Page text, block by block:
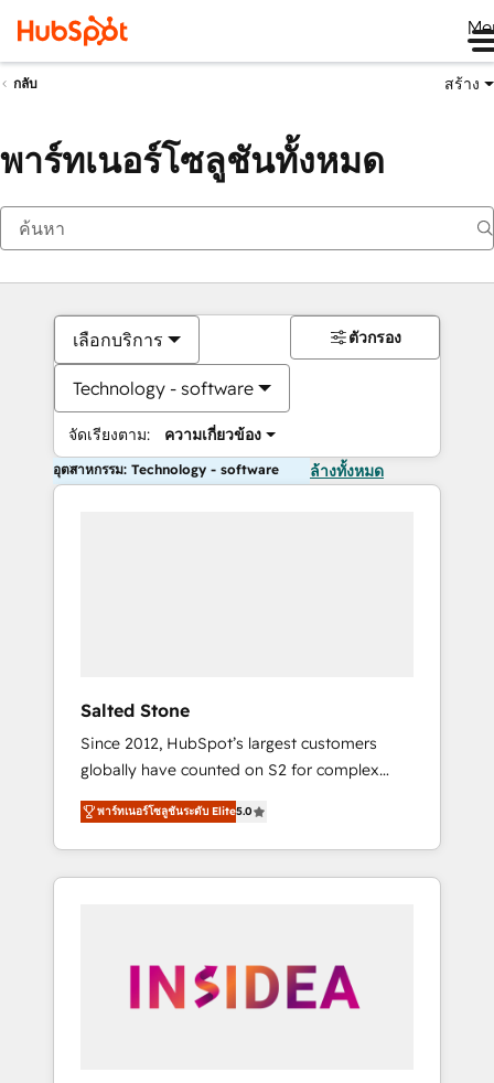
กลับ สร้าง
พาร์ทเนอร์โซลูชันทั้งหมด
เลือกบริการ
Technology - software
จัดเรียงตาม: ความเกี่ยวข้อง
ตัวกรอง
อุตสาหกรรม: Technology - software ล้างทั้งหมด
Salted Stone
Since 2012, HubSpot’s largest customers
globally have counted on S2 for complex
migrations, change management, systems
integration, and creative solutions that
deliver measurable impact and transform
brand experiences As one of the few full-
globally regionalized HubSpot websites,
integrated marketing campaigns, & RevOps
พาร์ทเนอร์โซลูชันระดับ Elite5.0